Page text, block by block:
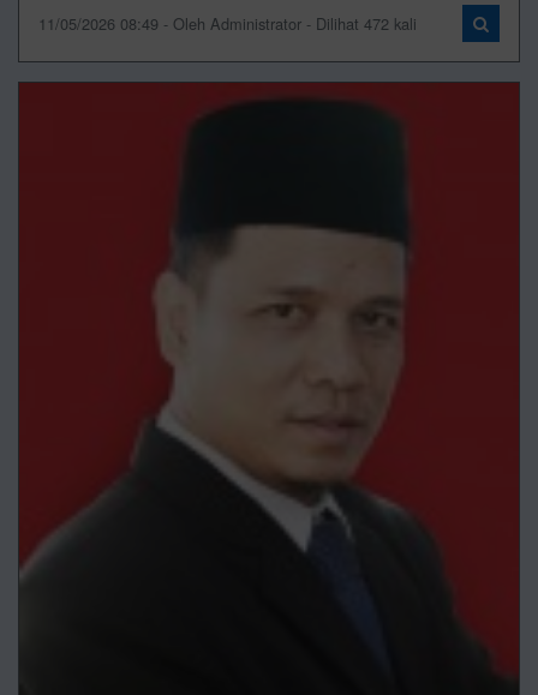
11/05/2026 08:49 - Oleh Administrator - Dilihat 472 kali